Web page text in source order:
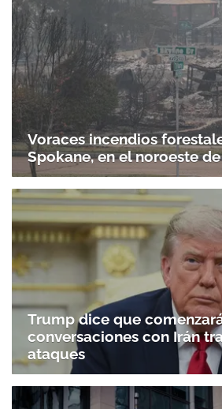
Voraces incendios
Spokane, en el noroeste de
Trump dice que
conversaciones con Irán
ataques